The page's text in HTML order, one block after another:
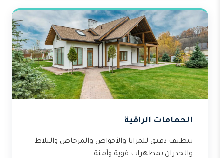
الحمامات الراقية
تنظيف دقيق للمرايا والأحواض والمرحاض والبلاط
والجدران بمطهرات قوية وآمنة.